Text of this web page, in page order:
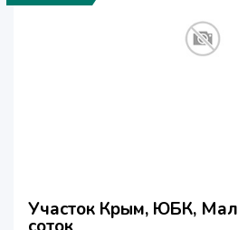
Участок Крым, ЮБК,